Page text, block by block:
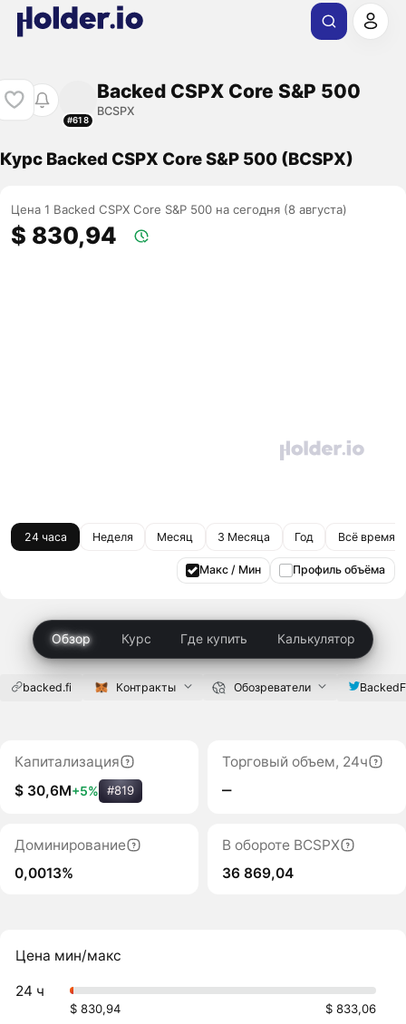
#618
Backed CSPX Core S&P 500
BCSPX
Курс Backed CSPX Core S&P 500 (BCSPX)
Цена 1 Backed CSPX Core S&P 500 на сегодня (8 августа)
$ 830,94
24 часа Неделя Месяц 3 Месяца Год Всё время
Макс / Мин Профиль объёма
Обзор Курс Где купить Калькулятор
backed.fi Контракты Обозреватели
Капитализация
$ 30,6M+5% #819
Торговый объем, 24ч
‒
Доминирование
0,0013%
В обороте BCSPX
36 869,04
Цена мин/макс
24 ч
$ 830,94 $ 833,06